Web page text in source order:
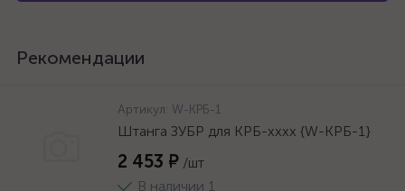
Рекомендации
Артикул: W-КРБ-1
Штанга ЗУБР для КРБ-хххх {W-КРБ-1}
2 453 ₽ /шт
В наличии 1